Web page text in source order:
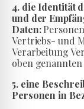
4. die Identität
und der
Daten:
Vertriebs- und
Verarbeitung
oben
5. eine
Personen in